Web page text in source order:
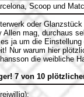
Scoop und
oder
mag, durchaus
ja um die
Nur warum hier
die weibliche
7 von 10